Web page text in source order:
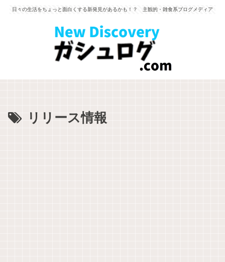
日々の生活をちょっと面白くする新発見があるかも！？ 主観的・雑食系ブログメディア
リリース情報